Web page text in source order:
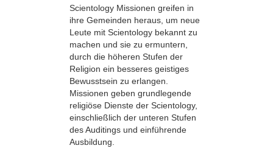
Scientology Missionen greifen in
ihre Gemeinden heraus, um neue
Leute mit Scientology bekannt zu
machen und sie zu ermuntern,
durch die höheren Stufen der
Religion ein besseres geistiges
Bewusstsein zu erlangen.
Missionen geben grundlegende
religiöse Dienste der Scientology,
einschließlich der unteren Stufen
des Auditings und einführende
Ausbildung.